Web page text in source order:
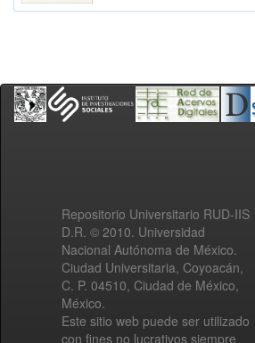
Repositorio Universitario RUD-IIS
D.R. © 2010. Universidad
Nacional Autónoma de México.
Ciudad Universitaria, Coyoacán,
C. P. 04510, Ciudad de México,
México.
Este sitio web puede ser utilizado
con fines no lucrativos siempre